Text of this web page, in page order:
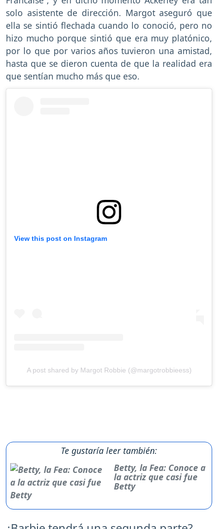
solo asistente de dirección. Margot aseguró que
ella se sintió flechada cuando lo conoció, pero no
hizo mucho porque sintió que era muy platónico,
por lo que por varios años tuvieron una amistad,
hasta que se dieron cuenta de que la realidad era
que sentían mucho más que eso.
View this post on Instagram
A post shared by Margot Robbie (@margotrobbieess)
Te gustaría leer también:
Betty, la Fea: Conoce a
la actriz que casi fue
Betty